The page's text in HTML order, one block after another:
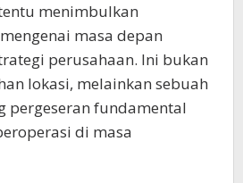
menimbulkan
masa depan
perusahaan. Ini bukan
lokasi, melainkan sebuah
pergeseran fundamental
di masa